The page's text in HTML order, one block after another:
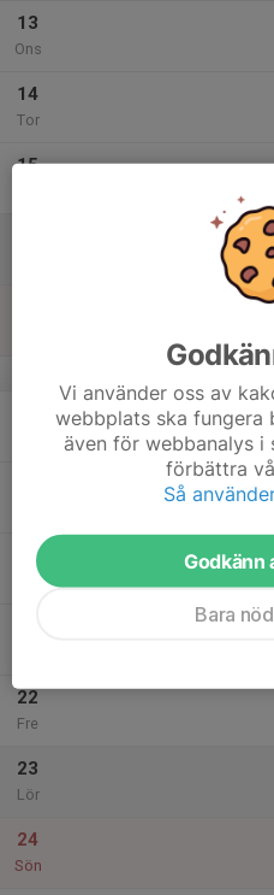
13
Ons
14
Tor
15
20
Ons
22
Fre
23
Lör
24
Sön
Vi använder oss av
webbplats ska fungera
även för webbanalys
förbättra
Så
Godkänn
Bara